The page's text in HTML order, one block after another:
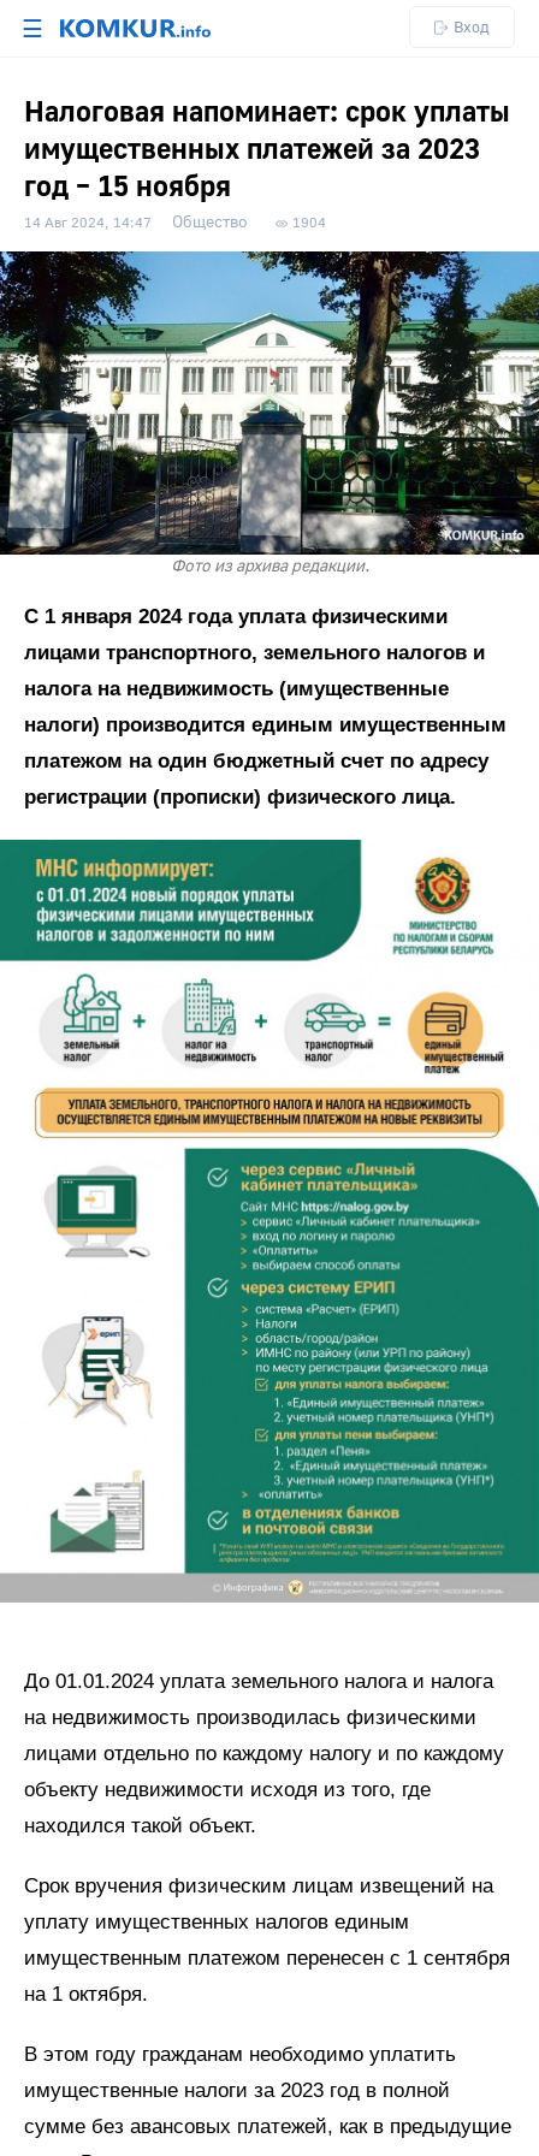
☰ Вход
Налоговая напоминает: срок уплаты
имущественных платежей за 2023
год – 15 ноября
14 Авг 2024, 14:47 Общество 1904
Фото из архива редакции.
С 1 января 2024 года уплата физическими
лицами транспортного, земельного налогов и
налога на недвижимость (имущественные
налоги) производится единым имущественным
платежом на один бюджетный счет по адресу
регистрации (прописки) физического лица.
До 01.01.2024 уплата земельного налога и налога
на недвижимость производилась физическими
лицами отдельно по каждому налогу и по каждому
объекту недвижимости исходя из того, где
находился такой объект.
Срок вручения физическим лицам извещений на
уплату имущественных налогов единым
имущественным платежом перенесен с 1 сентября
на 1 октября.
В этом году гражданам необходимо уплатить
имущественные налоги за 2023 год в полной
сумме без авансовых платежей, как в предыдущие